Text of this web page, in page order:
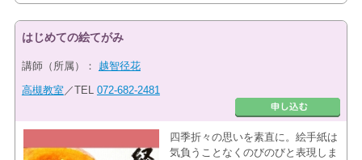
はじめての絵てがみ
講師（所属）： 越智径花
高槻教室 ／TEL 072-682-2481
四季折々の思いを素直に。絵手紙は
気負うことなくのびのびと表現しま